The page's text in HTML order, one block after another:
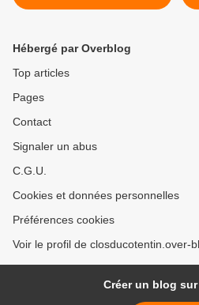
Hébergé par Overblog
Top articles
Pages
Contact
Signaler un abus
C.G.U.
Cookies et données personnelles
Préférences cookies
Voir le profil de closducotentin.over-
Créer un blog